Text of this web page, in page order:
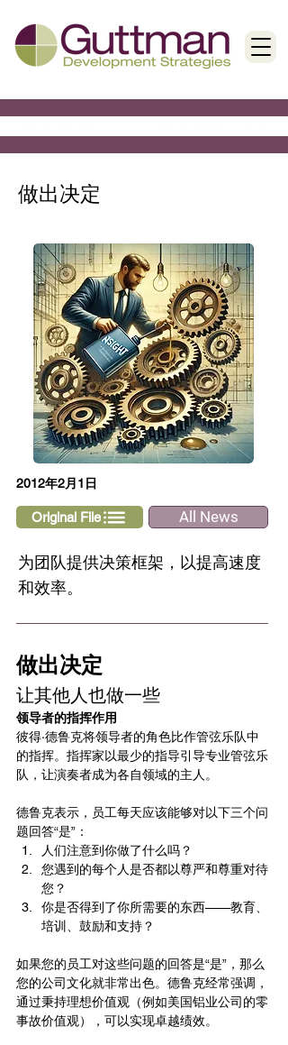
做出决定
2012年2月1日
Original File All News
为团队提供决策框架，以提高速度
和效率。
做出决定
让其他人也做一些
领导者的指挥作用
彼得·德鲁克将领导者的角色比作管弦乐队中
的指挥。指挥家以最少的指导引导专业管弦乐
队，让演奏者成为各自领域的主人。
德鲁克表示，员工每天应该能够对以下三个问
题回答“是”：
人们注意到你做了什么吗？
您遇到的每个人是否都以尊严和尊重对待
您？
你是否得到了你所需要的东西——教育、
培训、鼓励和支持？
如果您的员工对这些问题的回答是“是”，那么
您的公司文化就非常出色。德鲁克经常强调，
通过秉持理想价值观（例如美国铝业公司的零
事故价值观），可以实现卓越绩效。